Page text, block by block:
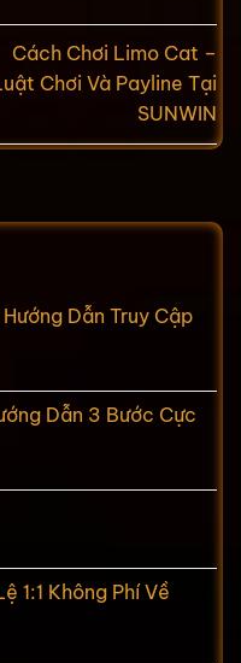
Cách Chơi Limo Cat –
Chơi Và Payline Tại
SUNWIN
Dẫn Truy Cập
|
Dẫn 3 Bước Cực
1:1 Không Phí Về